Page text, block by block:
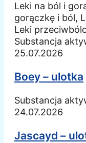
Leki na ból i
gorączkę i ból,
Leki
Substancja
25.07.2026
Boey – ulotka
Substancja
24.07.2026
Jascayd –